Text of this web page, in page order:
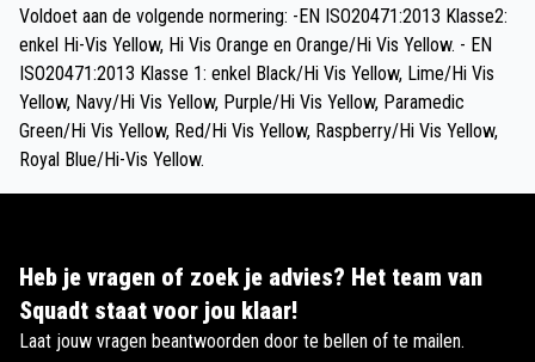
Voldoet aan de volgende normering: -EN ISO20471:2013 Klasse2:
enkel Hi-Vis Yellow, Hi Vis Orange en Orange/Hi Vis Yellow. - EN
ISO20471:2013 Klasse 1: enkel Black/Hi Vis Yellow, Lime/Hi Vis
Yellow, Navy/Hi Vis Yellow, Purple/Hi Vis Yellow, Paramedic
Green/Hi Vis Yellow, Red/Hi Vis Yellow, Raspberry/Hi Vis Yellow,
Royal Blue/Hi-Vis Yellow.
Heb je vragen of zoek je advies? Het team van
Squadt staat voor jou klaar!
Laat jouw vragen beantwoorden door te bellen of te mailen.